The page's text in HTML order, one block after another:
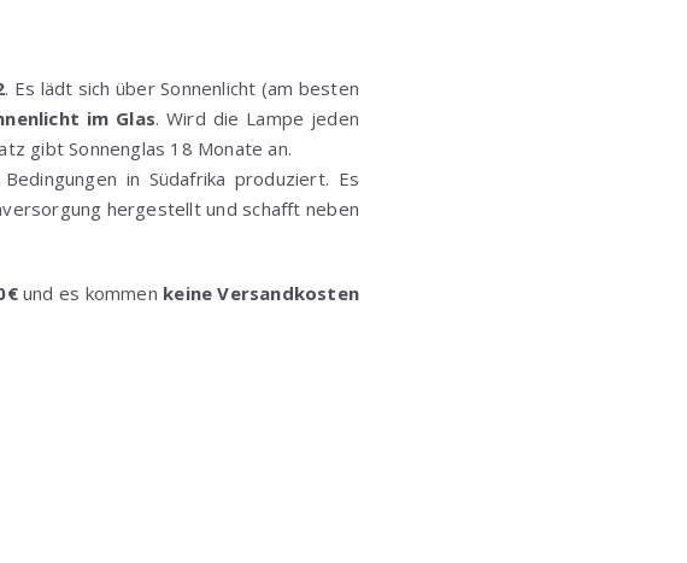
. Es lädt sich über Sonnenlicht (am besten
im Glas. Wird die Lampe jeden
gibt Sonnenglas 18 Monate an.
Bedingungen in Südafrika produziert. Es
hergestellt und schafft neben
und es kommen keine Versandkosten